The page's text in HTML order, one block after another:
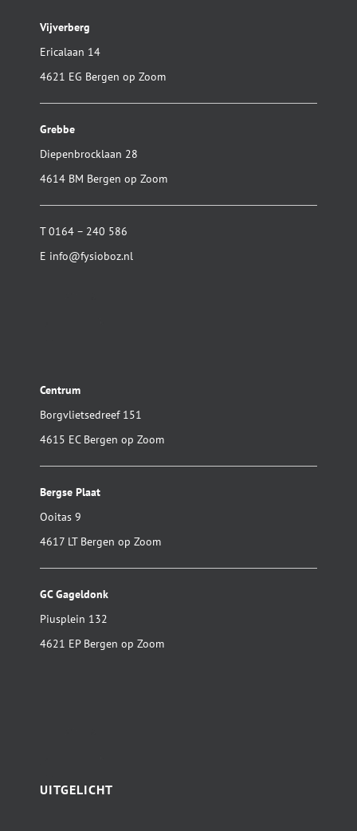
Vijverberg
Ericalaan 14
4621 EG Bergen op Zoom
Grebbe
Diepenbrocklaan 28
4614 BM Bergen op Zoom
T0164 – 240 586
E info@fysioboz.nl
Centrum
Borgvlietsedreef 151
4615 EC Bergen op Zoom
Bergse Plaat
Ooitas 9
4617 LT Bergen op Zoom
GC Gageldonk
Piusplein 132
4621 EP Bergen op Zoom
UITGELICHT